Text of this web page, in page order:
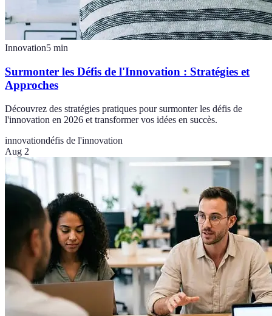
Innovation5 min
Surmonter les Défis de l'Innovation : Stratégies et
Approches
Découvrez des stratégies pratiques pour surmonter les défis de
l'innovation en 2026 et transformer vos idées en succès.
innovationdéfis de l'innovation
Aug 2